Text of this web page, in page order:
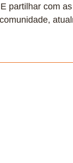
partilhar com